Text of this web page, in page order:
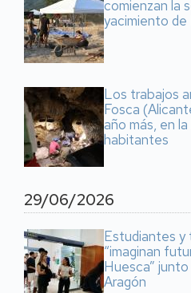
comienzan la
yacimiento de
Los trabajos
Fosca
año más, en
habitantes
29/06/2026
Estudiantes y
“imaginan
Huesca”
Aragón